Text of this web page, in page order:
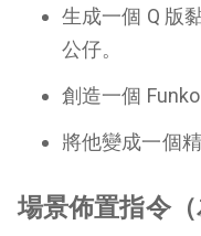
生成一個 Q 版
公仔。
創造一個
將他變成一個
場景佈置指令